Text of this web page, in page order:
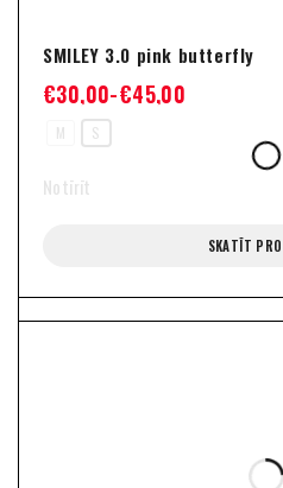
SMILEY 3.0 pink butterfly
€30,00-€45,00
M S
Notīrīt
SKATĪT